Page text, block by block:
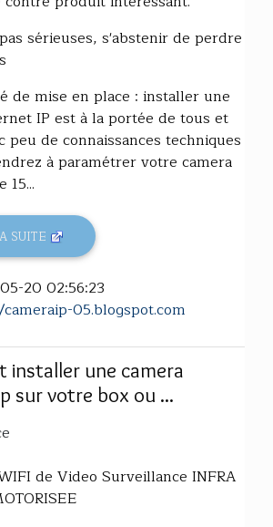
sérieuses, s'abstenir de perdre
de mise en place : installer une
IP est à la portée de tous et
peu de connaissances techniques
à paramétrer votre camera
15...
SUITE
20 02:56:23
05.blogspot.com
installer une camera
sur votre box ou ...
de Video Surveillance INFRA